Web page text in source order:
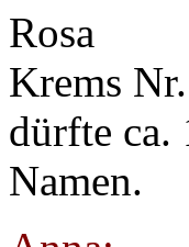
Rosa
Krems
dürfte ca.
Namen.